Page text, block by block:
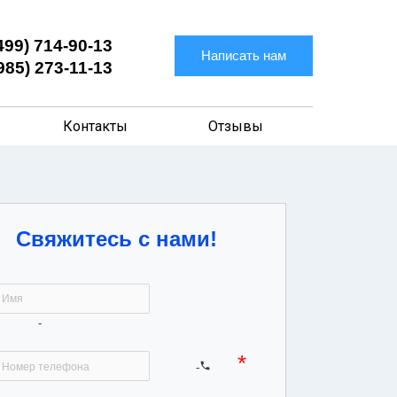
714-90-13
273-11-13
Написать нам
Контакты
Отзывы
Свяжитесь с нами!
user
icon-phone